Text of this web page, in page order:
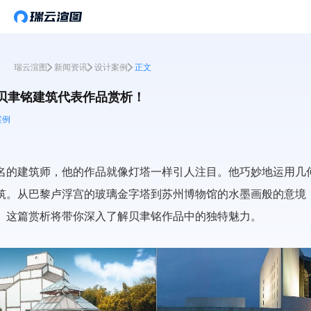
瑞云渲图 新闻资讯 设计案例 正文
聿铭建筑代表作品赏析！
的建筑师，他的作品就像灯塔一样引人注目。他巧妙地运用几
。从巴黎卢浮宫的玻璃金字塔到苏州博物馆的水墨画般的意境
篇赏析将带你深入了解贝聿铭作品中的独特魅力。